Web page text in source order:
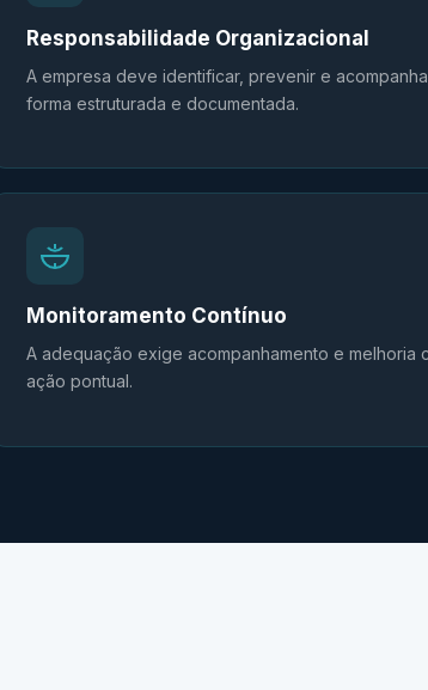
Responsabilidade Organizacional
A empresa deve identificar, prevenir e
forma estruturada e documentada.
Monitoramento Contínuo
A adequação exige acompanhamento e melhoria
ação pontual.